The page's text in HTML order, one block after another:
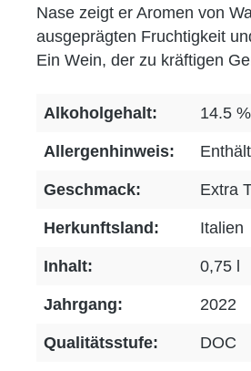
Nase zeigt er Aromen von
ausgeprägten Fruchtigkeit
Ein Wein, der zu kräftigen
Alkoholgehalt: 14.5
Allergenhinweis:
Geschmack: Extra
Herkunftsland: Italien
Inhalt: 0,75 l
Jahrgang: 2022
Qualitätsstufe: DOC